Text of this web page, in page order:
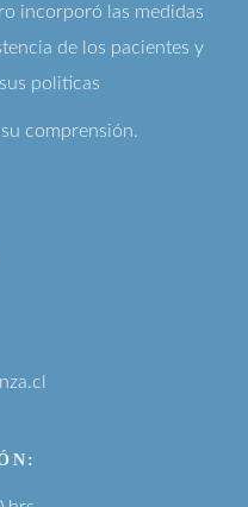
incorporó las medidas
de los pacientes y
politicas
comprensión.